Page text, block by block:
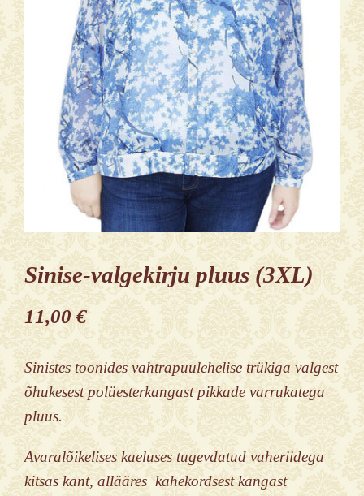
Sinise-valgekirju pluus (3XL)
11,00€
Sinistes toonides vahtrapuulehelise trükiga valgest
õhukesest polüesterkangast pikkade varrukatega
pluus.
Avaralõikelises kaeluses tugevdatud vaheriidega
kitsas kant, allääres kahekordsest kangast